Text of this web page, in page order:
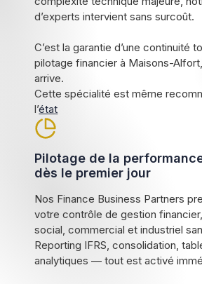
d’experts intervient sans surcoût.
C’est la garantie d’une continuité
pilotage financier à Maisons-Alfort,
arrive.
Cette spécialité est même
l’état
Pilotage de la
dès le premier jour
Nos Finance Business Partners
votre contrôle de gestion
social, commercial et industriel
Reporting IFRS, consolidation,
analytiques — tout est activé